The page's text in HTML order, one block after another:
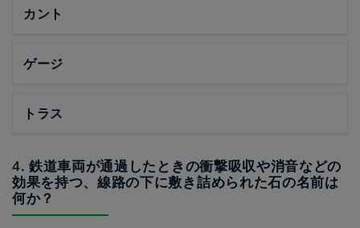
カント
ゲージ
トラス
4. 鉄道車両が通過したときの衝撃吸収や消音などの
効果を持つ、線路の下に敷き詰められた石の名前は
何か？